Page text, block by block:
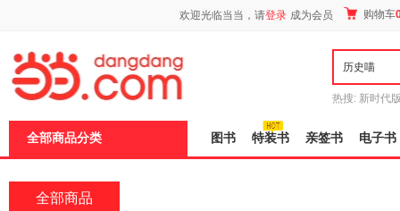
欢迎光临当当，请登录 成为会员 购物车
热搜: 新时代
全部商品分类 图书 特装书 亲签书 电子书
全部商品
页